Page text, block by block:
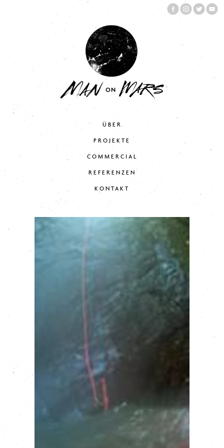
ÜBER
PROJEKTE
COMMERCIAL
REFERENZEN
KONTAKT